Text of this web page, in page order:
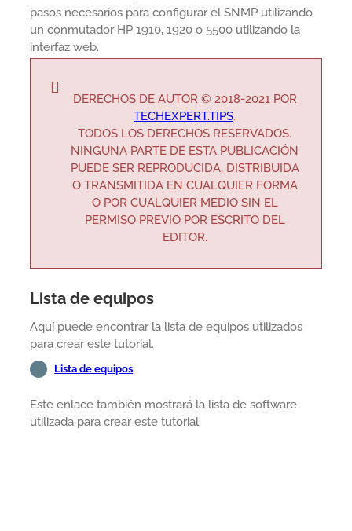
pasos necesarios para configurar el SNMP utilizando
un conmutador HP 1910, 1920 o 5500 utilizando la
interfaz web.
DERECHOS DE AUTOR © 2018-2021 POR
TECHEXPERT.TIPS.
TODOS LOS DERECHOS RESERVADOS.
NINGUNA PARTE DE ESTA PUBLICACIÓN
PUEDE SER REPRODUCIDA, DISTRIBUIDA
O TRANSMITIDA EN CUALQUIER FORMA
O POR CUALQUIER MEDIO SIN EL
PERMISO PREVIO POR ESCRITO DEL
EDITOR.
Lista de equipos
Aquí puede encontrar la lista de equipos utilizados
para crear este tutorial.
Lista de equipos
Este enlace también mostrará la lista de software
utilizada para crear este tutorial.